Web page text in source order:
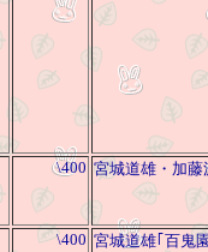
\400 宮城道雄・加
\400 宮城道雄｢百鬼